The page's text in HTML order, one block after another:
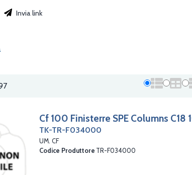
Invia link
Cf 100 Finisterre SPE Columns C18
TK-TR-F034000
UM. CF
Codice Produttore TR-F034000